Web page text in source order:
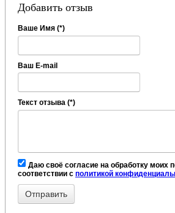
Добавить отзыв
Ваше Имя (*)
Ваш E-mail
Текст отзыва (*)
Даю своё согласие на обработку моих
соответствии с политикой